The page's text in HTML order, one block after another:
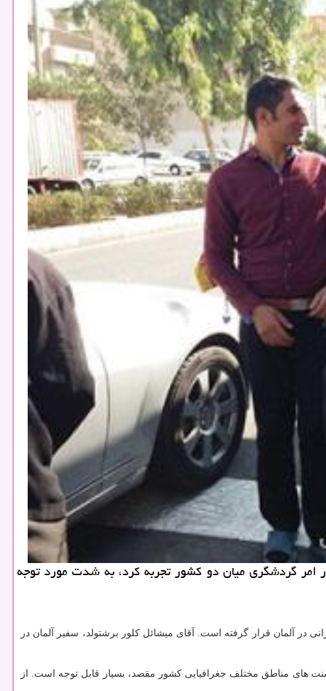
امر گردشگری میان دو كشور تجربه كرد، به شدت مورد توجه
در آلمان قرار گرفته است. آقای میشائل كلور برشتولد، سفیر آلمان در
های مناطق مختلف جغرافیایی كشور مقصد، بسیار قابل توجه است. از